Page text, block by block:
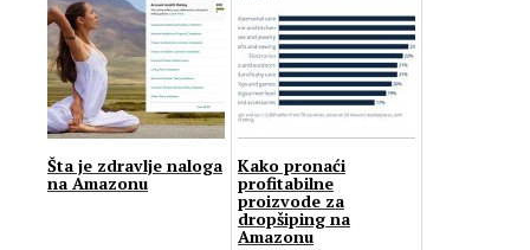
Šta je zdravlje naloga
na Amazonu
Kako pronaći
profitabilne
proizvode za
dropšiping na
Amazonu